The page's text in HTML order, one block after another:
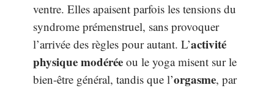
ventre. Elles apaisent parfois les tensions du
syndrome prémenstruel, sans provoquer
l’arrivée des règles pour autant. L’activité
physique modérée ou le yoga misent sur le
bien-être général, tandis que l’orgasme, par